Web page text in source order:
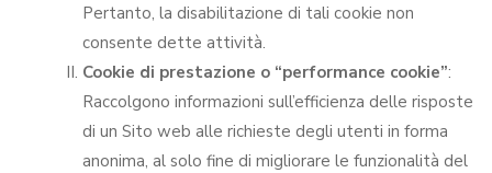
Pertanto, la disabilitazione di tali cookie non
consente dette attività.
Cookie di prestazione o “performance cookie”:
Raccolgono informazioni sull’efficienza delle risposte
di un Sito web alle richieste degli utenti in forma
anonima, al solo fine di migliorare le funzionalità del